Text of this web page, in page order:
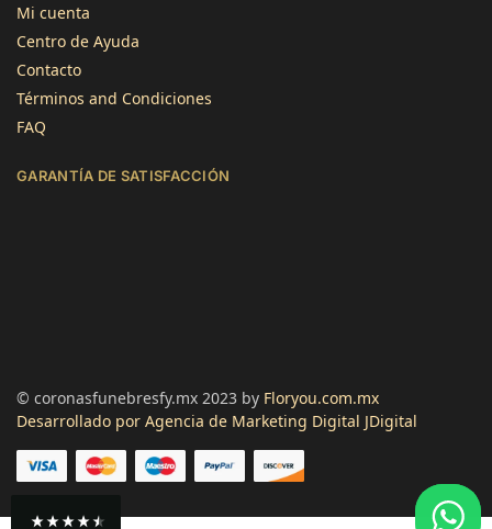
Mi cuenta
Centro de Ayuda
Contacto
Términos and Condiciones
FAQ
GARANTÍA DE SATISFACCIÓN
© coronasfunebresfy.mx 2023 by Floryou.com.mx
Desarrollado por Agencia de Marketing Digital JDigital
Cliente verificado
Útil? Sí
Jose García
Sin palabras. Bellísimo arreglo.